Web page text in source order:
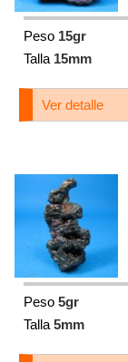
Peso 15gr
Talla 15mm
Ver detalle
Peso 5gr
Talla 5mm